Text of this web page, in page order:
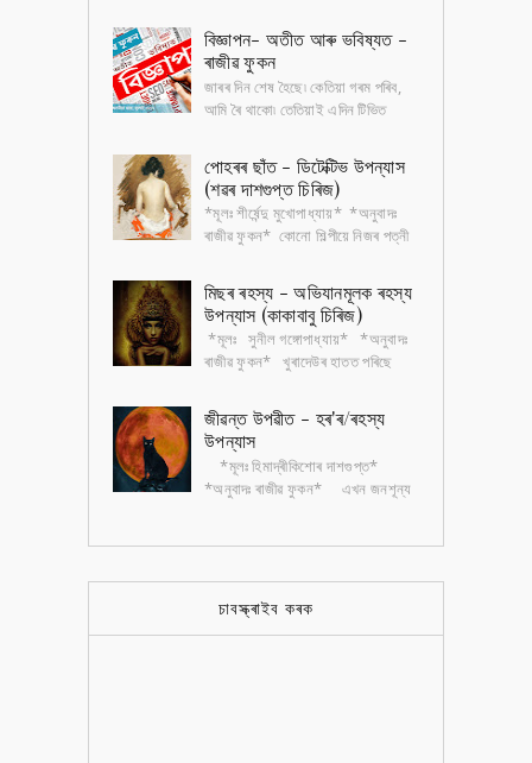
অন্তৰ্ধান হৈছে কেইমাহমান আগতে। বাকী টুৰিষ্টসকলৰ
অভিযোগ , ৰাত...
বিজ্ঞাপন- অতীত আৰু ভবিষ্যত -
ৰাজীৱ ফুকন
জাৰৰ দিন শেষ হৈছে৷ কেতিয়া গৰম পৰিব,
আমি ৰৈ থাকো৷ তেতিয়াই এদিন টিভিত
কা মৌচম আয়া, আয়া মৌচম...পোহৰৰ ছাঁত - ডিটেক্টিভ উপন্যাস
(শৱৰ দাশগুপ্ত চিৰিজ)
*মূলঃ শীৰ্ষেন্দু মুখোপাধ্যায়* *অনুবাদঃ
ৰাজীৱ ফুকন* কোনো শিল্পীয়ে নিজৰ পত্নী
বেচিব পাৰিব জানো? কিন্তু পত্...মিছৰ ৰহস্য - অভিযানমূলক ৰহস্য
উপন্যাস (কাকাবাবু চিৰিজ)
*মূলঃ সুনীল গঙ্গোপাধ্যায়* *অনুবাদঃ
ৰাজীৱ ফুকন* খুৰাদেউৰ হাতত পৰিছে
ছবি। ছবিকেইখন আঁকিছে এক বৃদ্ধ...জীৱন্ত উপৱীত - হৰ'ৰ/ৰহস্য
উপন্যাস
*মূলঃ হিমাদ্ৰীকিশোৰ দাশগুপ্ত*
*অনুবাদঃ ৰাজীৱ ফুকন* এখন জনশূন্য
চাবস্ক্ৰাইব কৰক